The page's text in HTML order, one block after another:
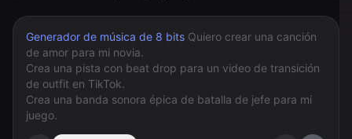
Generador de música de 8 bits